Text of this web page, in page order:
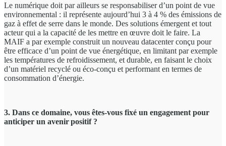
Le numérique doit par ailleurs se responsabiliser d’un point de vue
environnemental : il représente aujourd’hui 3 à 4 % des émissions de
gaz à effet de serre dans le monde. Des solutions émergent et tout
acteur qui a la capacité de les mettre en œuvre doit le faire. La
MAIF a par exemple construit un nouveau datacenter conçu pour
être efficace d’un point de vue énergétique, en limitant par exemple
les températures de refroidissement, et durable, en faisant le choix
d’un matériel recyclé ou éco-conçu et performant en termes de
consommation d’énergie.
3. Dans ce domaine, vous êtes-vous fixé un engagement pour
anticiper un avenir positif ?